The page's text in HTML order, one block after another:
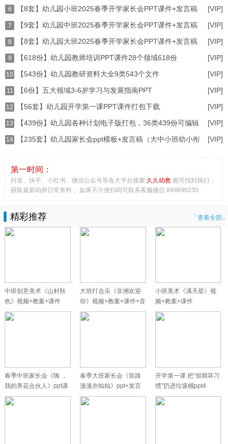
[VIP]
6 【8套】幼儿园小班2025春季开学家长会PPT课件+发言稿
打 [VIP]
7 【9套】幼儿园中班2025春季开学家长会PPT课件+发言稿
打 [VIP]
8 【8套】幼儿园大班2025春季开学家长会PPT课件+发言稿
打 [VIP]
9
【618份】幼儿园教师培训PPT课件28个领域618份
[VIP]
10 【543份】幼儿园教研资料大全9类543个文件
（word+ppt） [VIP]
11
【6份】五大领域3-6岁学习与发展指南PPT
[VIP]
12
【56套】幼儿园开学第一课PPT课件打包下载
[VIP]
13
【439份】幼儿园各种计划电子版打包，36类439份可编辑
[VIP]
14 【235套】幼儿园家长会ppt模板+发言稿（大中小班幼小衔
第一时间：
抖音、快手、小红书、微信公众号等各大平台搜索 久久幼教 都可找到我们，
获取最新幼师日常资料， 如果不方便扫码可联系客服微信 849896235
「查看全部」
精彩推荐
中班创意美术《山村秋
色》视频+教案+课件
大班打击乐《非洲欢迎
你》视频+教案+课件+音
乐
小班美术《满天星》视
频+教案+课件
春季中班家长会《嗨 ，
我的养花合伙人》ppt课
件+发言
春季大班家长会《前路
漫漫亦灿灿》ppt+发言
稿
开学第一课 把“假期坏习
惯”扔进垃圾桶ppt4